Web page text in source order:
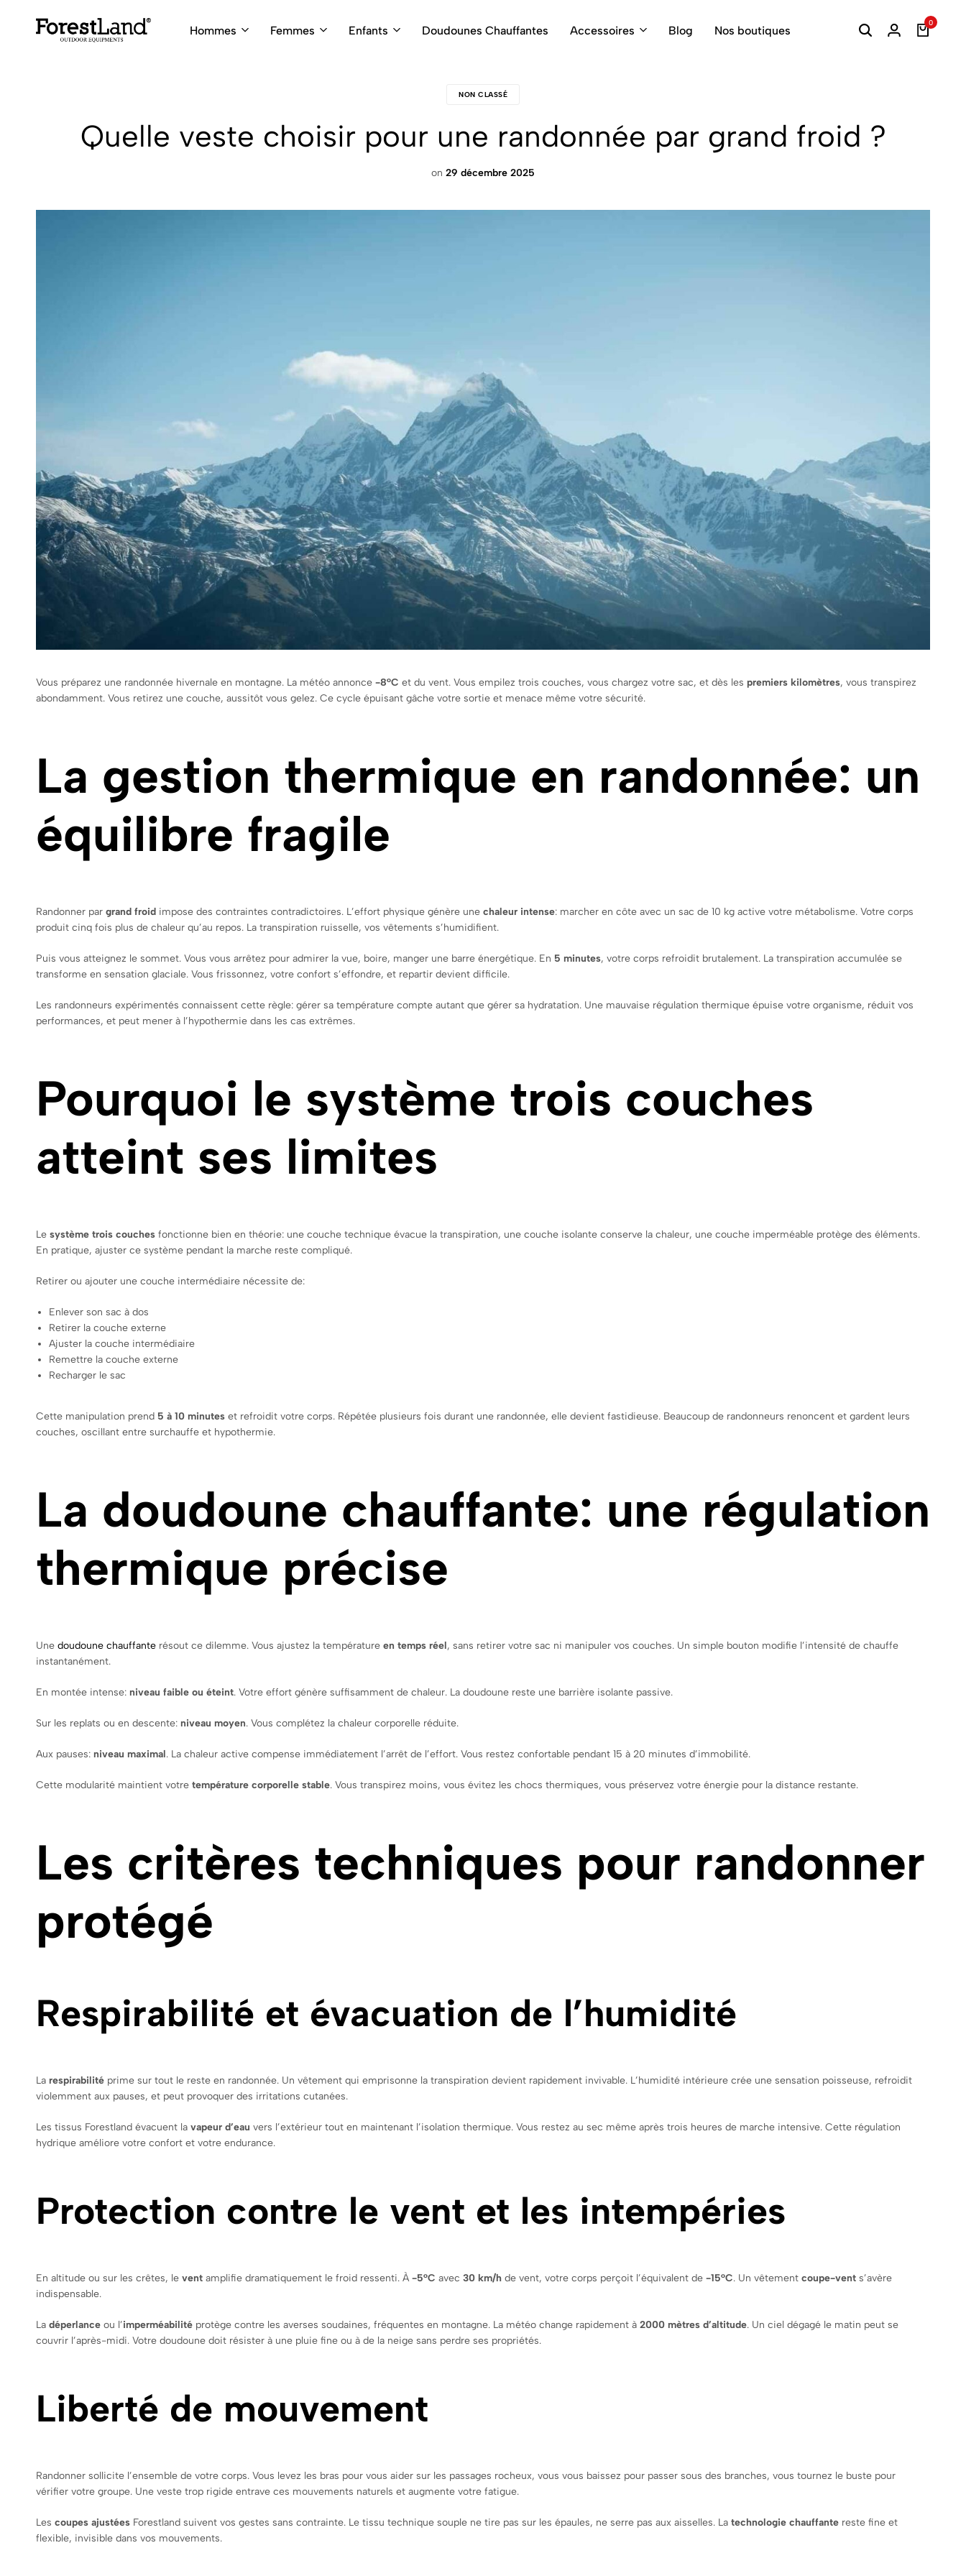
Hommes Femmes Enfants Doudounes Chauffantes Accessoires Blog Nos boutiques
0
NON CLASSÉ
Quelle veste choisir pour une randonnée par grand froid ?
on 29 décembre 2025
Vous préparez une randonnée hivernale en montagne. La météo annonce -8°C et du vent. Vous empilez trois couches, vous chargez votre sac, et dès les premiers kilomètres, vous transpirez
abondamment. Vous retirez une couche, aussitôt vous gelez. Ce cycle épuisant gâche votre sortie et menace même votre sécurité.
La gestion thermique en randonnée: un
équilibre fragile
Randonner par grand froid impose des contraintes contradictoires. L’effort physique génère une chaleur intense: marcher en côte avec un sac de 10 kg active votre métabolisme. Votre corps
produit cinq fois plus de chaleur qu’au repos. La transpiration ruisselle, vos vêtements s’humidifient.
Puis vous atteignez le sommet. Vous vous arrêtez pour admirer la vue, boire, manger une barre énergétique. En 5 minutes, votre corps refroidit brutalement. La transpiration accumulée se
transforme en sensation glaciale. Vous frissonnez, votre confort s’effondre, et repartir devient difficile.
Les randonneurs expérimentés connaissent cette règle: gérer sa température compte autant que gérer sa hydratation. Une mauvaise régulation thermique épuise votre organisme, réduit vos
performances, et peut mener à l’hypothermie dans les cas extrêmes.
Pourquoi le système trois couches
atteint ses limites
Le système trois couches fonctionne bien en théorie: une couche technique évacue la transpiration, une couche isolante conserve la chaleur, une couche imperméable protège des éléments.
En pratique, ajuster ce système pendant la marche reste compliqué.
Retirer ou ajouter une couche intermédiaire nécessite de:
Enlever son sac à dos
Retirer la couche externe
Ajuster la couche intermédiaire
Remettre la couche externe
Recharger le sac
Cette manipulation prend 5 à 10 minutes et refroidit votre corps. Répétée plusieurs fois durant une randonnée, elle devient fastidieuse. Beaucoup de randonneurs renoncent et gardent leurs
couches, oscillant entre surchauffe et hypothermie.
La doudoune chauffante: une régulation
thermique précise
Une doudoune chauffante résout ce dilemme. Vous ajustez la température en temps réel, sans retirer votre sac ni manipuler vos couches. Un simple bouton modifie l’intensité de chauffe
instantanément.
En montée intense: niveau faible ou éteint. Votre effort génère suffisamment de chaleur. La doudoune reste une barrière isolante passive.
Sur les replats ou en descente: niveau moyen. Vous complétez la chaleur corporelle réduite.
Aux pauses: niveau maximal. La chaleur active compense immédiatement l’arrêt de l’effort. Vous restez confortable pendant 15 à 20 minutes d’immobilité.
Cette modularité maintient votre température corporelle stable. Vous transpirez moins, vous évitez les chocs thermiques, vous préservez votre énergie pour la distance restante.
Les critères techniques pour randonner
protégé
Respirabilité et évacuation de l’humidité
La respirabilité prime sur tout le reste en randonnée. Un vêtement qui emprisonne la transpiration devient rapidement invivable. L’humidité intérieure crée une sensation poisseuse, refroidit
violemment aux pauses, et peut provoquer des irritations cutanées.
Les tissus Forestland évacuent la vapeur d’eau vers l’extérieur tout en maintenant l’isolation thermique. Vous restez au sec même après trois heures de marche intensive. Cette régulation
hydrique améliore votre confort et votre endurance.
Protection contre le vent et les intempéries
En altitude ou sur les crêtes, le vent amplifie dramatiquement le froid ressenti. À -5°C avec 30 km/h de vent, votre corps perçoit l’équivalent de -15°C. Un vêtement coupe-vent s’avère
indispensable.
La déperlance ou l’imperméabilité protège contre les averses soudaines, fréquentes en montagne. La météo change rapidement à 2000 mètres d’altitude. Un ciel dégagé le matin peut se
couvrir l’après-midi. Votre doudoune doit résister à une pluie fine ou à de la neige sans perdre ses propriétés.
Liberté de mouvement
Randonner sollicite l’ensemble de votre corps. Vous levez les bras pour vous aider sur les passages rocheux, vous vous baissez pour passer sous des branches, vous tournez le buste pour
vérifier votre groupe. Une veste trop rigide entrave ces mouvements naturels et augmente votre fatigue.
Les coupes ajustées Forestland suivent vos gestes sans contrainte. Le tissu technique souple ne tire pas sur les épaules, ne serre pas aux aisselles. La technologie chauffante reste fine et
flexible, invisible dans vos mouvements.